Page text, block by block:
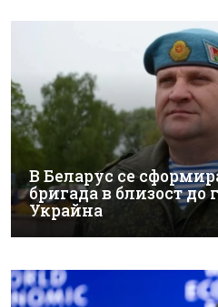
В Беларус се
бригада в близост до
Украйна